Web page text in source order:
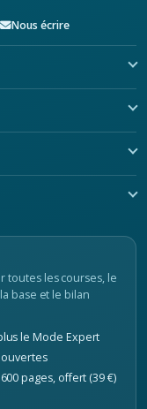
Nous écrire
toutes les courses, le
base et le bilan
le Mode Expert
pages, offert (39 €)